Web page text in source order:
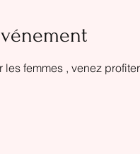
les femmes , venez